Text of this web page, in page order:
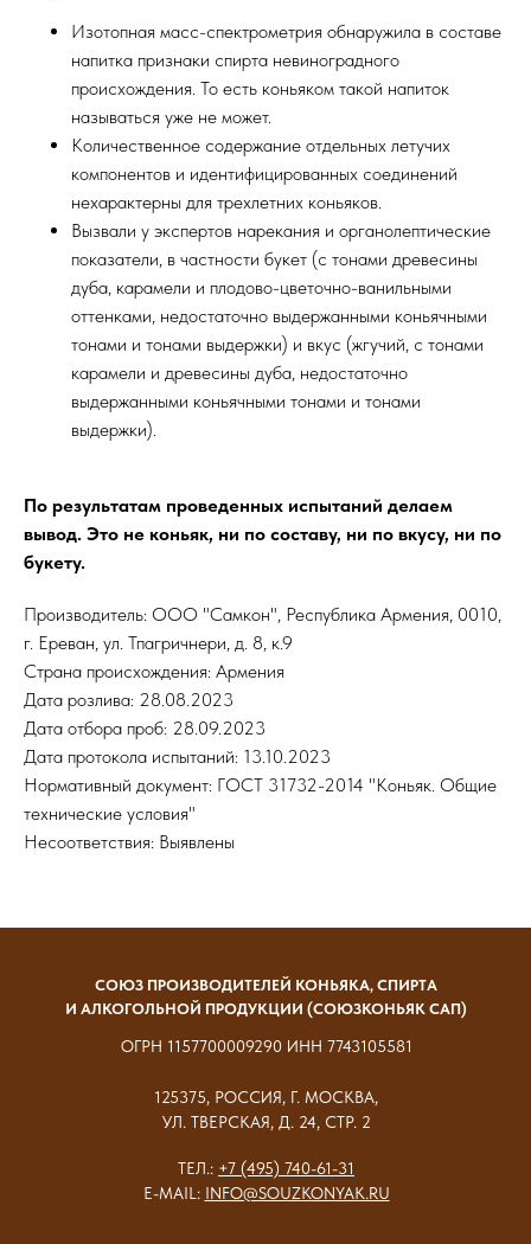
Изотопная масс-спектрометрия обнаружила в составе
напитка признаки спирта невиноградного
происхождения. То есть коньяком такой напиток
называться уже не может.
Количественное содержание отдельных летучих
компонентов и идентифицированных соединений
нехарактерны для трехлетних коньяков.
Вызвали у экспертов нарекания и органолептические
показатели, в частности букет (с тонами древесины
дуба, карамели и плодово-цветочно-ванильными
оттенками, недостаточно выдержанными коньячными
тонами и тонами выдержки) и вкус (жгучий, с тонами
карамели и древесины дуба, недостаточно
выдержанными коньячными тонами и тонами
выдержки).
По результатам проведенных испытаний делаем
вывод. Это не коньяк, ни по составу, ни по вкусу, ни по
букету.
Производитель: ООО "Самкон", Республика Армения, 0010,
г. Ереван, ул. Тпагричнери, д. 8, к.9
Страна происхождения: Армения
Дата розлива: 28.08.2023
Дата отбора проб: 28.09.2023
Дата протокола испытаний: 13.10.2023
Нормативный документ: ГОСТ 31732-2014 "Коньяк. Общие
технические условия"
Несоответствия: Выявлены
СОЮЗ ПРОИЗВОДИТЕЛЕЙ КОНЬЯКА, СПИРТА
И АЛКОГОЛЬНОЙ ПРОДУКЦИИ (СОЮЗКОНЬЯК САП)
125375, РОССИЯ, Г. МОСКВА,
УЛ. ТВЕРСКАЯ, Д. 24, СТР. 2
ТЕЛ.: +7 (495) 740-61-31
E-MAIL: INFO@SOUZKONYAK.RU
ОГРН 1157700009290 ИНН 7743105581